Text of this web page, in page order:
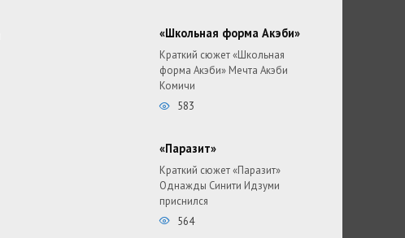
«Школьная форма Акэби»
Краткий сюжет «Школьная
форма Акэби» Мечта Акэби
Комичи
583
«Паразит»
Краткий сюжет «Паразит»
Однажды Синити Идзуми
приснился
564